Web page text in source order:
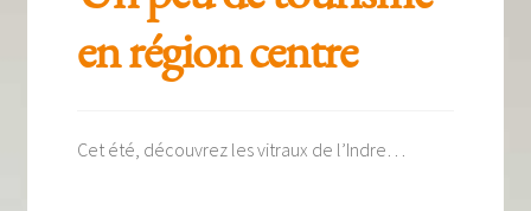
Mentions légales / Données personnelles
Mon compteen région centre
Cet été, découvrez les vitraux de l’Indre…